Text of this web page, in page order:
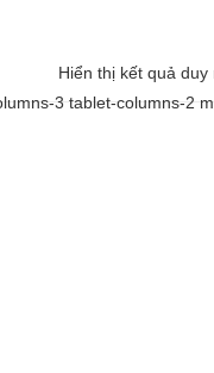
Hiển thị kết quả duy
3 tablet-columns-2